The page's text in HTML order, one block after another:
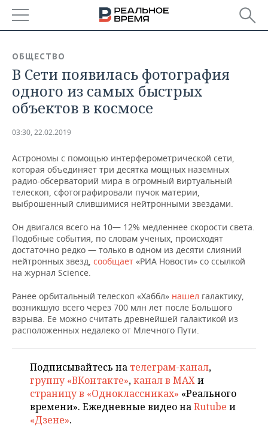
БАШКОРТОСТАН
ТАТАРСТАН
НОВОСТИ
АНАЛИТИКА
ДЕКЛАРАЦИИ О ДОХОДАХ
КОРОЛИ ГОСЗАКАЗА ПФО
ВУЗЫ ТАТАРСТАНА
КОМУ ПРИНАДЛЕЖАТ
ТОРГОВЫЕ ЦЕНТРЫ
ТАТАРСТАНА
НОВОСТИ ЭКОНОМИКИ
ФИНАНСЫ
БАНКИ
БЮДЖЕТ
ИНВЕСТИЦИИ
ПРОМЫШЛЕННОСТЬ
НОВОСТИ
ПРОМЫШЛЕННОСТИ
МАШИНОСТРОЕНИЕ
НЕФТЕХИМИЯ
НЕФТЬ
ОПК
НЕДВИЖИМОСТЬ
НОВОСТИ НЕДВИЖИМОСТИ
АВТО
НОВОСТИ АВТО
БИЗНЕС
НОВОСТИ БИЗНЕСА
РОЗНИЧНАЯ ТОРГОВЛЯ
ТРАНСПОРТ
УСЛУГИ
ТЕХНОЛОГИИ
НОВОСТИ ТЕХНОЛОГИЙ
IT
МЕДИА
ТЕЛЕКОММУНИКАЦИИ
МЕРОПРИЯТИЯ
НОВОСТИ МЕРОПРИЯТИЙ
ВЫЕЗДНАЯ РЕДАКЦИЯ
БИЗНЕС-БРАНЧИ
ONLINE-КОНФЕРЕНЦИИ
ОТКРЫТАЯ ЛЕКЦИЯ
СПОРТ
НОВОСТИ СПОРТА
ФУТБОЛ
ХОККЕЙ
БАСКЕТБОЛ
ОБЩЕСТВО
НОВОСТИ ОБЩЕСТВА
ВЛАСТЬ
ИНФРАСТРУКТУРА
ФОТОГАЛЕРЕЯ
СЮЖЕТЫ
СПРАВОЧНИК
ОБЩЕСТВО
В Сети появилась фотография
одного из самых быстрых
объектов в космосе
03:30, 22.02.2019
Астрономы с помощью интерферометрической сети,
которая объединяет три десятка мощных наземных
радио-обсерваторий мира в огромный виртуальный
телескоп, сфотографировали пучок материи,
выброшенный слившимися нейтронными звездами.
Он двигался всего на 10— 12% медленнее скорости света.
Подобные события, по словам ученых, происходят
достаточно редко — только в одном из десяти слияний
нейтронных звезд, сообщает «РИА Новости» со ссылкой
на журнал Science.
Ранее орбитальный телескоп «Хаббл» нашел галактику,
возникшую всего через 700 млн лет после Большого
взрыва. Ее можно считать древнейшей галактикой из
расположенных недалеко от Млечного Пути.
Подписывайтесь на телеграм-канал,
группу «ВКонтакте»,канал в MAXи
страницу в «Одноклассниках» «Реального
времени». Ежедневные видео наRutube и
«Дзене».